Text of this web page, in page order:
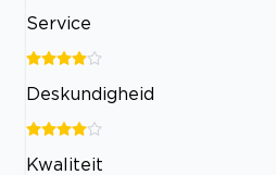
Service
Deskundigheid
Kwaliteit